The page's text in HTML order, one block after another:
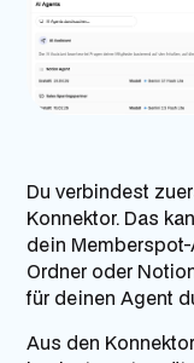
Du verbindest
Konnektor. Das
dein
Ordner oder
für deinen Agent
Aus den